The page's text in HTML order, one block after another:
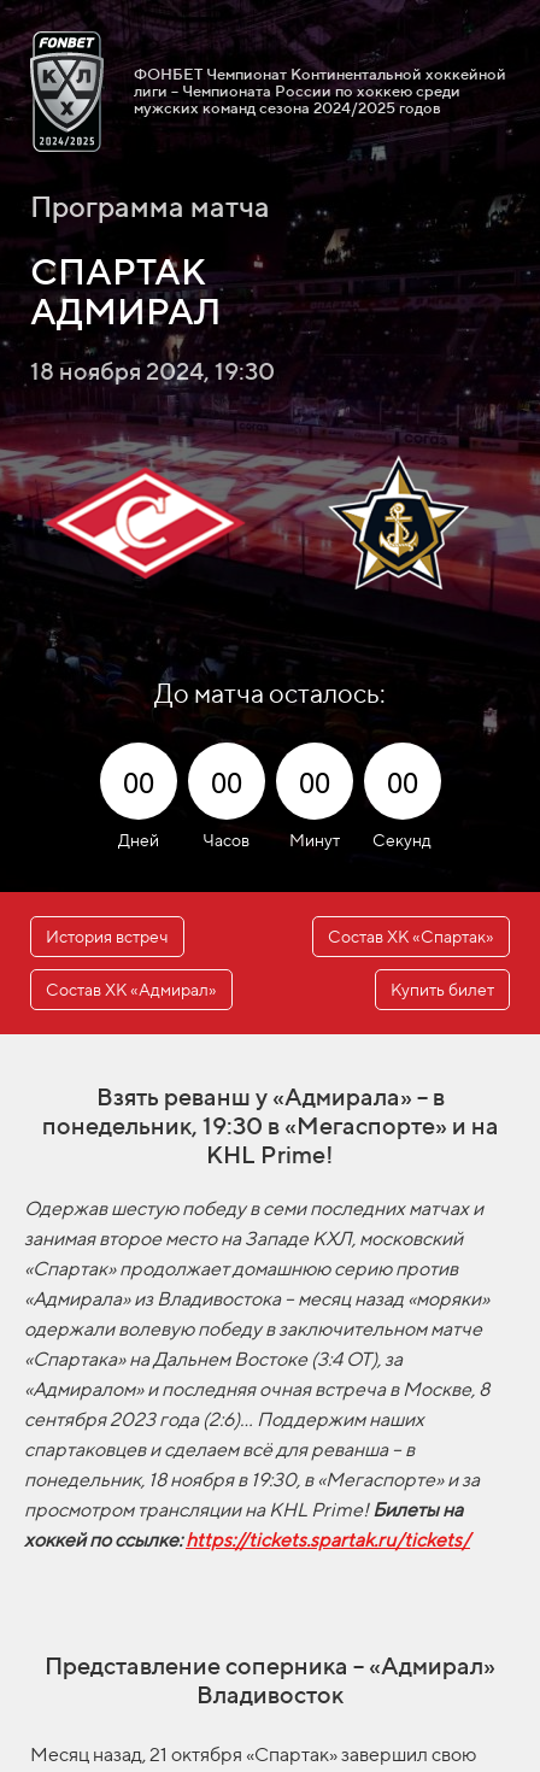
ФОНБЕТ Чемпионат Континентальной хоккейной
лиги – Чемпионата России по хоккею среди
мужских команд сезона 2024/2025 годов
Программа матча
СПАРТАК
АДМИРАЛ
18 ноября 2024, 19:30
До матча осталось:
00
Дней
00
Часов
00
Минут
00
Секунд
История встреч Состав ХК «Спартак»
Состав ХК «Адмирал» Купить билет
Взять реванш у «Адмирала» – в
понедельник, 19:30 в «Мегаспорте» и на
KHL Prime!
Одержав шестую победу в семи последних матчах и
занимая второе место на Западе КХЛ, московский
«Спартак» продолжает домашнюю серию против
«Адмирала» из Владивостока – месяц назад «моряки»
одержали волевую победу в заключительном матче
«Спартака» на Дальнем Востоке (3:4 ОТ), за
«Адмиралом» и последняя очная встреча в Москве, 8
сентября 2023 года (2:6)... Поддержим наших
спартаковцев и сделаем всё для реванша – в
понедельник, 18 ноября в 19:30, в «Мегаспорте» и за
просмотром трансляции наKHL Prime!Билеты на
хоккей по ссылке:https://tickets.spartak.ru/tickets/
Представление соперника – «Адмирал»
Владивосток
Месяц назад, 21 октября «Спартак» завершил свою